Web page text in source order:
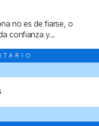
no es de fiarse, o
confianza y...